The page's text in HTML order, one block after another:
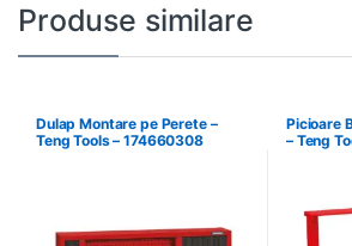
Produse similare
Dulap Montare pe Perete –
Teng Tools – 174660308
Picioare
– Teng